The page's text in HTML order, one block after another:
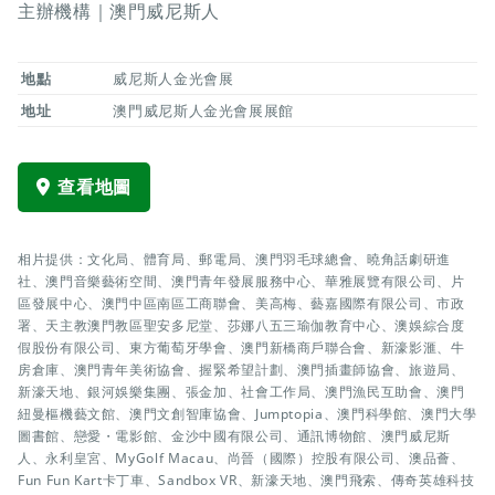
主辦機構｜澳門威尼斯人
地點
威尼斯人金光會展
地址
澳門威尼斯人金光會展展館
查看地圖
相片提供：文化局、體育局、郵電局、澳門羽毛球總會、曉角話劇研進
社、澳門音樂藝術空間、澳門青年發展服務中心、華雅展覽有限公司、片
區發展中心、澳門中區南區工商聯會、美高梅、藝嘉國際有限公司、市政
署、天主教澳門教區聖安多尼堂、莎娜八五三瑜伽教育中心、澳娛綜合度
假股份有限公司、東方葡萄牙學會、澳門新橋商戶聯合會、新濠影滙、牛
房倉庫、澳門青年美術協會、握緊希望計劃、澳門插畫師協會、旅遊局、
新濠天地、銀河娛樂集團、張金加、社會工作局、澳門漁民互助會、澳門
紐曼樞機藝文館、澳門文創智庫協會、Jumptopia、澳門科學館、澳門大學
圖書館、戀愛・電影館、金沙中國有限公司、通訊博物館、澳門威尼斯
人、永利皇宮、MyGolf Macau、尚晉（國際）控股有限公司、澳品薈、
Fun Fun Kart卡丁車、Sandbox VR、新濠天地、澳門飛索、傳奇英雄科技